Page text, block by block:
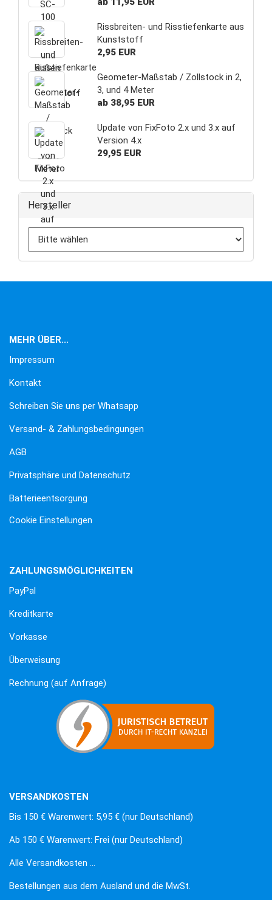
Rissbreiten- und Risstiefenkarte aus
Kunststoff
2,95 EUR
Geometer-Maßstab / Zollstock in 2,
3, und 4 Meter
ab 38,95 EUR
Update von FixFoto 2.x und 3.x auf
Version 4.x
29,95 EUR
Hersteller
MEHR ÜBER...
Impressum
Kontakt
Schreiben Sie uns per Whatsapp
Versand- & Zahlungsbedingungen
AGB
Privatsphäre und Datenschutz
Batterieentsorgung
Cookie Einstellungen
ZAHLUNGSMÖGLICHKEITEN
PayPal
Kreditkarte
Vorkasse
Überweisung
Rechnung (auf Anfrage)
VERSANDKOSTEN
Bis 150 € Warenwert: 5,95 € (nur Deutschland)
Ab 150 € Warenwert: Frei (nur Deutschland)
Alle Versandkosten …
Bestellungen aus dem Ausland und die MwSt.